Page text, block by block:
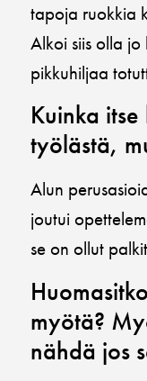
tapoja ruokkia
Alkoi siis olla
pikkuhiljaa
Kuinka
työlästä,
Alun
joutui
se on ollut
myötä?
nähdä jos